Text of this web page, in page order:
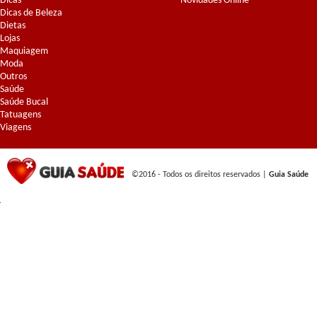
Dicas de Beleza
Dietas
Lojas
Maquiagem
Moda
Outros
Saúde
Saúde Bucal
Tatuagens
Viagens
©2016 - Todos os direitos reservados | Guia Saúde